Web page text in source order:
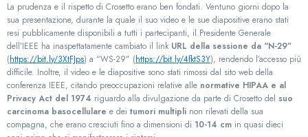
La prudenza e il rispetto di Crosetto erano ben fondati. Ventuno giorni dopo la
sua presentazione, durante la quale il suo video e le sue diapositive erano stati
resi pubblicamente disponibili a tutti i partecipanti, il Presidente Generale
dell’IEEE ha inaspettatamente cambiato il link URL della sessione da “N-29”
(https://bit.ly/3XtFJps) a “WS-29” (https://bit.ly/4fktS3Y), rendendo l’accesso più
difficile. Inoltre, il video e le diapositive sono stati rimossi dal sito web della
conferenza IEEE, citando preoccupazioni relative alle normative HIPAA e al
Privacy Act del 1974 riguardo alla divulgazione da parte di Crosetto del suo
carcinoma basocellulare e dei tumori multipli non rilevati della sua
compagna, che erano cresciuti fino a dimensioni di 10-14 cm in quasi dieci